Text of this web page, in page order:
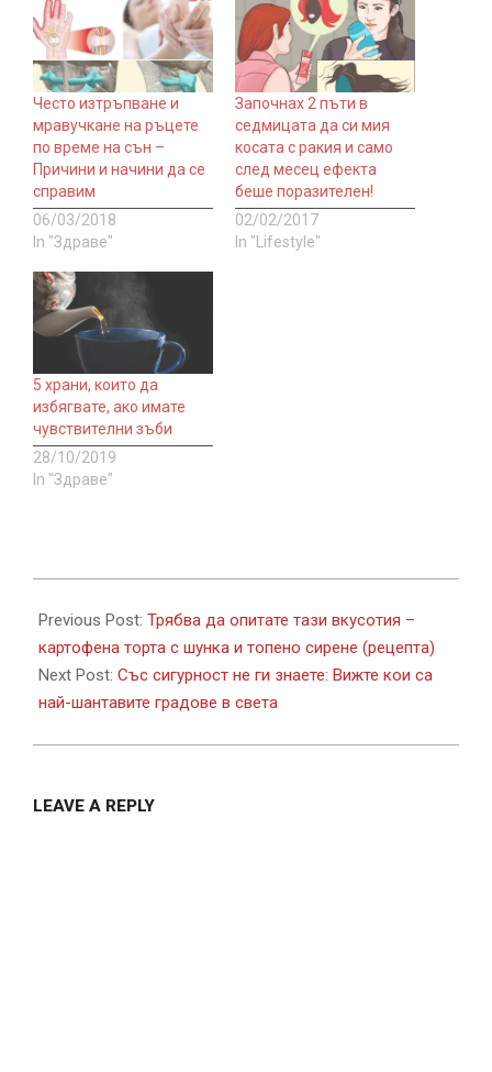
Често изтръпване и
мравучкане на ръцете
по време на сън –
Причини и начини да се
справим
06/03/2018
In "Здраве"
Започнах 2 пъти в
седмицата да си мия
косата с ракия и само
след месец ефекта
беше поразителен!
02/02/2017
In "Lifestyle"
5 храни, които да
избягвате, ако имате
чувствителни зъби
28/10/2019
In "Здраве"
09-
25
Previous Post: Трябва да опитате тази вкусотия –
картофена торта с шунка и топено сирене (рецепта)
Next Post: Със сигурност не ги знаете: Вижте кои са
най-шантавите градове в света
LEAVE A REPLY